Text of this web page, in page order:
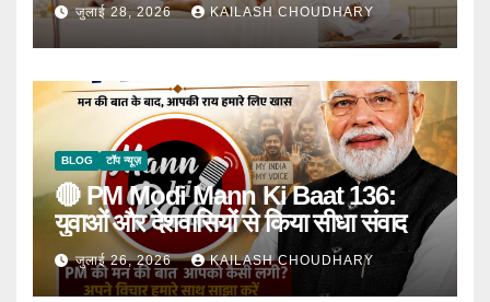
जुलाई 28, 2026 KAILASH CHOUDHARY
BLOG टॉप न्यूज़
🔴 PM Modi Mann Ki Baat 136:
युवाओं और देशवासियों से किया सीधा संवाद
जुलाई 26, 2026 KAILASH CHOUDHARY